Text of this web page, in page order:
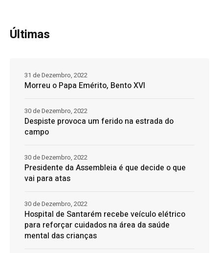
Últimas
Morreu o Papa Emérito, Bento XVI
31 de Dezembro, 2022
Despiste provoca um ferido na estrada do
campo
30 de Dezembro, 2022
Presidente da Assembleia é que decide o que
vai para atas
30 de Dezembro, 2022
Hospital de Santarém recebe veículo elétrico
para reforçar cuidados na área da saúde
mental das crianças
30 de Dezembro, 2022